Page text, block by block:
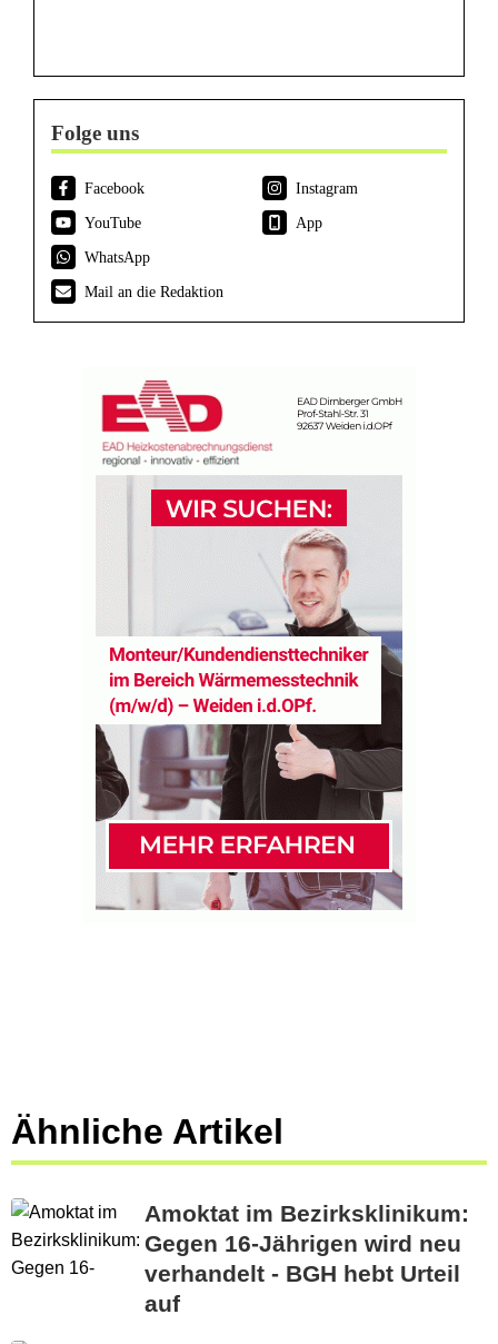
Folge uns
Facebook
Instagram
YouTube
App
WhatsApp
Mail an die Redaktion
Ähnliche Artikel
Amoktat im Bezirksklinikum:
Gegen 16-Jährigen wird neu
verhandelt - BGH hebt Urteil
auf